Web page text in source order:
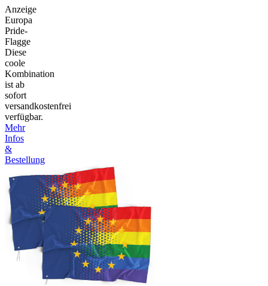
Anzeige
Europa
Pride-
Flagge
Diese
coole
Kombination
ist ab
sofort
versandkostenfrei
verfügbar.
Mehr
Infos
&
Bestellung